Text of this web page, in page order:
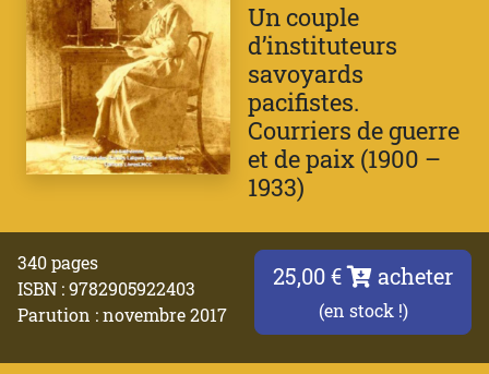
Un couple
d’instituteurs
savoyards
pacifistes.
Courriers de guerre
et de paix (1900 –
1933)
25,00 € acheter
(en stock !)
340 pages
ISBN : 9782905922403
Parution : novembre 2017